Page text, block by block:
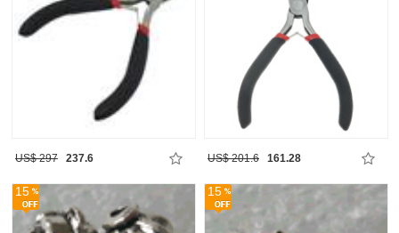
US$ 297 237.6 US$ 201.6 161.28
15 15